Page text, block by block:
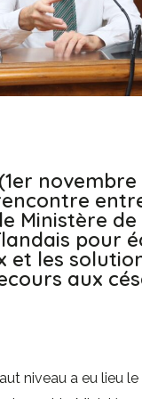
novembre
Ministère
pour
et les
aux
niveau a eu lieu